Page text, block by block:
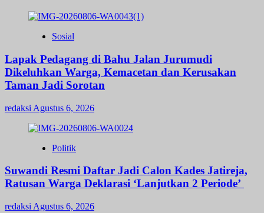
Sosial
Lapak Pedagang di Bahu Jalan Jurumudi
Dikeluhkan Warga, Kemacetan dan Kerusakan
Taman Jadi Sorotan
redaksi Agustus 6, 2026
Politik
Suwandi Resmi Daftar Jadi Calon Kades Jatireja,
Ratusan Warga Deklarasi ‘Lanjutkan 2 Periode’
redaksi Agustus 6, 2026